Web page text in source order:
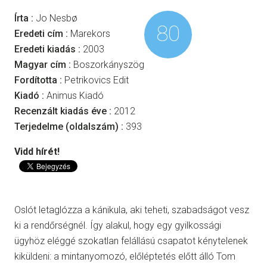
Írta : Jo Nesbø
Eredeti cím : Marekors
Eredeti kiadás : 2003
Magyar cím : Boszorkányszög
Fordította : Petrikovics Edit
Kiadó : Animus Kiadó
Recenzált kiadás éve : 2012
Terjedelme (oldalszám) : 393
80
Vidd hírét!
Oslót letaglózza a kánikula, aki teheti, szabadságot vesz
ki a rendőrségnél. Így alakul, hogy egy gyilkossági
ügyhöz eléggé szokatlan felállású csapatot kénytelenek
kiküldeni: a mintanyomozó, előléptetés előtt álló Tom